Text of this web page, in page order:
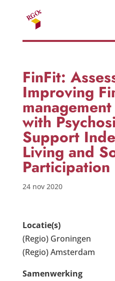
FinFit:
Improving
with
Support
Living and
Participation
24 nov 2020
Locatie(s)
(Regio) Groningen
(Regio) Amsterdam
Samenwerking